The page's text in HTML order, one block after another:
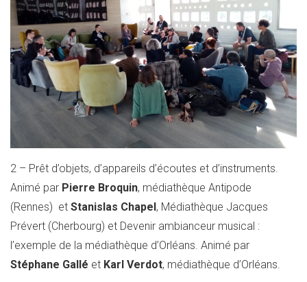
2 – Prêt d’objets, d’appareils d’écoutes et d’instruments.
Animé par Pierre Broquin, médiathèque Antipode
(Rennes) et Stanislas Chapel, Médiathèque Jacques
Prévert (Cherbourg) et Devenir ambianceur musical :
l’exemple de la médiathèque d’Orléans. Animé par
Stéphane Gallé et Karl Verdot, médiathèque d’Orléans.